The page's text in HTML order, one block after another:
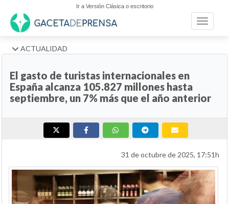
Ir a Versión Clásica o escritorio
Toggle
ACTUALIDAD
El gasto de turistas internacionales en
España alcanza 105.827 millones hasta
septiembre, un 7% más que el año anterior
31 de octubre de 2025, 17:51h